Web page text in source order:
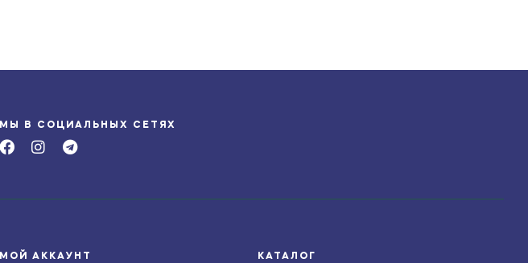
МЫ В СОЦИАЛЬНЫХ СЕТЯХ
МОЙ АККАУНТ КАТАЛОГ